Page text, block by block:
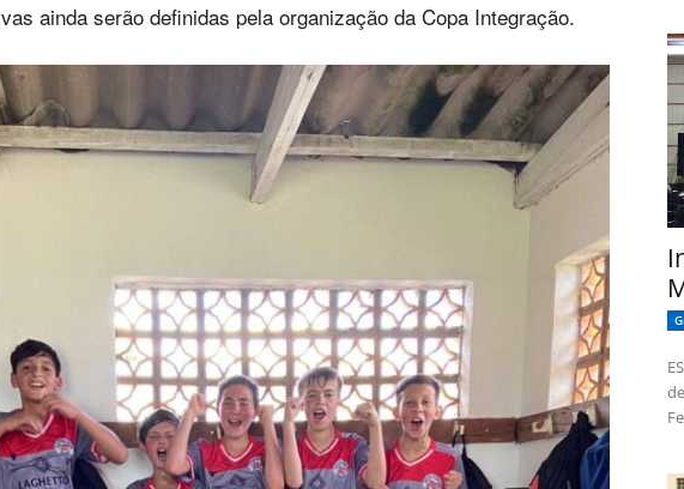
ainda serão definidas pela organização da Copa Integração.